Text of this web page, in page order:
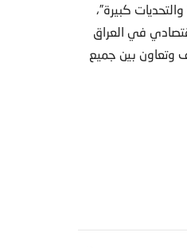
كبيرة”،
في العراق
وتعاون بين جميع